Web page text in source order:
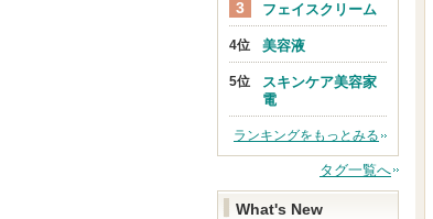
フェイスクリーム
美容液
スキンケア美容家
電
ランキングをもっとみる
タグ一覧へ
What's New